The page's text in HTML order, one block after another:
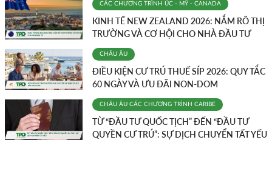
CÁC CHƯƠNG TRÌNH ÚC - MỸ - CANADA
KINH TẾ NEW ZEALAND 2026: NẮM RÕ THỊ
TRƯỜNG VÀ CƠ HỘI CHO NHÀ ĐẦU TƯ
CHÂU ÂU
ĐIỀU KIỆN CƯ TRÚ THUẾ SÍP 2026: QUY TẮC
60 NGÀY VÀ ƯU ĐÃI NON-DOM
CHÂU ÂU CÁC CHƯƠNG TRÌNH CARIBE
TỪ “ĐẦU TƯ QUỐC TỊCH” ĐẾN “ĐẦU TƯ
QUYỀN CƯ TRÚ”: SỰ DỊCH CHUYỂN TẤT YẾU